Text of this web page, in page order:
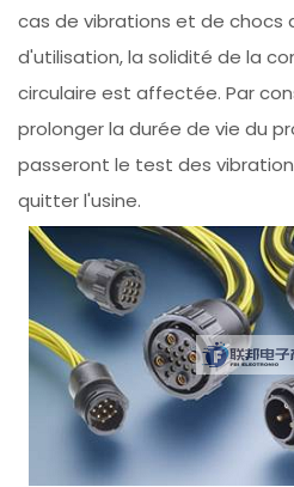
cas de vibrations et de chocs
d'utilisation, la solidité de la
circulaire est affectée. Par
prolonger la durée de vie du
passeront le test des
quitter l'usine.